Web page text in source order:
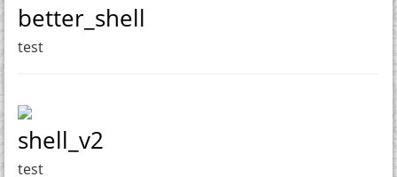
better_shell
test
shell_v2
test